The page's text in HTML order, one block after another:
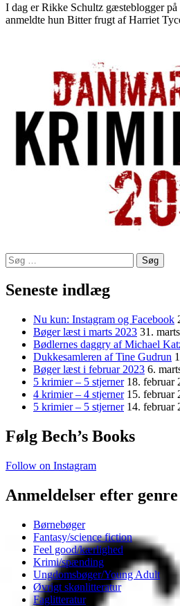
I dag er Rikke Schultz gæsteblogger
anmeldte hun Bitter frugt af Harriet
Søg
efter:
Seneste indlæg
Nu kun: Instagram og Facebook
Bøger læst i marts 2023 31.
Bødlernes daggry af Michael
Dukkesamleren af Tine Gudrun
Bøger læst i februar 2023 6.
5 krimier – 5 stjerner 18. februar
4 krimier – 4 stjerner 15. februar
5 krimier – 5 stjerner 14. februar
Følg Bech’s Books
Follow on Instagram
Anmeldelser efter genre
Børnebøger
Fantasy/science fiction
Feel good/kærlighed
Krimi/spænding
Ungdomsbøger/Young Adult
Øvrigt skønlitteratur
Faglitteratur